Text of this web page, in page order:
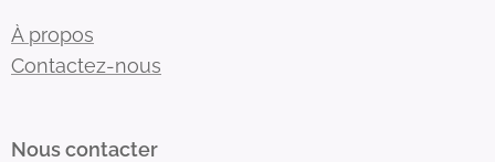
À propos
Contactez-nous
Nous contacter